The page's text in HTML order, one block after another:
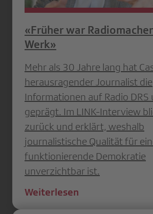
«Früher war
Werk»
Mehr als 30 Jahre lang hat
herausragender Journalist die
Informationen auf Radio DRS
geprägt. Im LINK-Interview
zurück und erklärt, weshalb
journalistische Qualität für
funktionierende Demokratie
unverzichtbar ist.
Weiterlesen